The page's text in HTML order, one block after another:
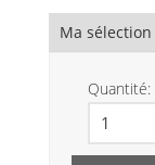
Ma sélection
Quantité: